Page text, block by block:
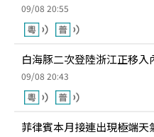
09/08 20:55
白海豚二次登陸浙江正移
09/08 20:43
菲律賓本月接連出現極端天